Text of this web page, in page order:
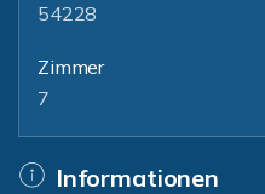
54228
Zimmer
7
Informationen